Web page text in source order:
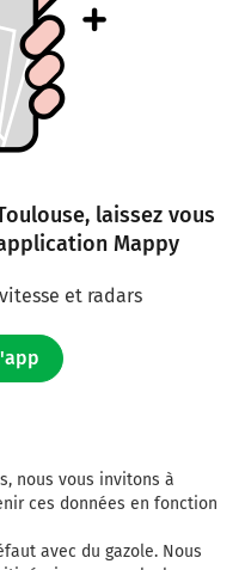
des Deux Mers) sur 3,5
Toulouse Sud/Ouest)
laissez vous
Mappy
et radars
nous vous invitons à
ces données en fonction
avec du gazole. Nous